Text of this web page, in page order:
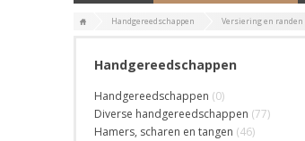
Handgereedschappen Versiering en randen
Handgereedschappen
Handgereedschappen (0)
Diverse handgereedschappen (77)
Hamers, scharen en tangen (46)